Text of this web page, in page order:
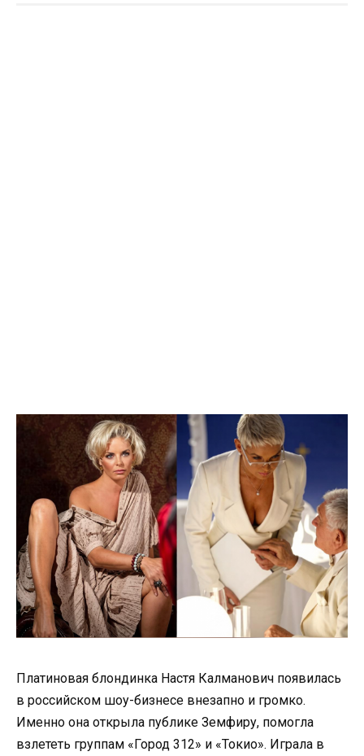
Платиновая блондинка Настя Калманович появилась
в российском шоу-бизнесе внезапно и громко.
Именно она открыла публике Земфиру, помогла
взлететь группам «Город 312» и «Токио». Играла в